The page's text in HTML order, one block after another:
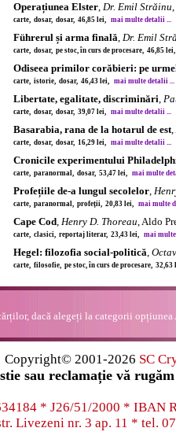
Operațiunea Elster, Dr. Emil Străinu
carte, dosar, dosar, 46,85 lei, mai multe detalii ...
Führerul și arma finală, Dr. Emil
carte, dosar, pe stoc, în curs de procesare, 46,85
Odiseea primilor corăbieri: pe
carte, istorie, dosar, 46,43 lei, mai multe detalii ...
Libertate, egalitate, discriminări,
carte, dosar, dosar, 39,07 lei, mai multe detalii ...
Basarabia, rana de la hotarul de est,
carte, dosar, dosar, 16,29 lei, mai multe detalii ...
Cronicile experimentului
carte, paranormal, dosar, 53,47 lei, mai multe
Profețiile de-a lungul secolelor,
carte, paranormal, profeții, 20,83 lei, mai multe
Cape Cod, Henry D. Thoreau, Aldo
carte, clasici, reportaj literar, 23,43 lei, mai
Hegel: filozofia social-politică,
carte, filosofie, pe stoc, în curs de procesare,
dacă alegeți la categorii opțiunea
Copyright© 2001-2026 SC
sau reclamație vă
* J26/51/2000 * IBAN
Livezeni nr. 3 ap. 11 * tel.